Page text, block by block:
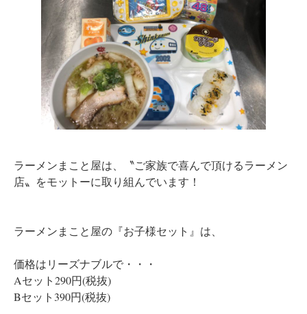
ラーメンまこと屋は、〝ご家族で喜んで頂けるラーメン
店〟をモットーに取り組んでいます！
ラーメンまこと屋の『お子様セット』は、
価格はリーズナブルで・・・
Aセット290円(税抜)
Bセット390円(税抜)